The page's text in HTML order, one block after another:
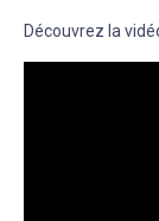
Découvrez la